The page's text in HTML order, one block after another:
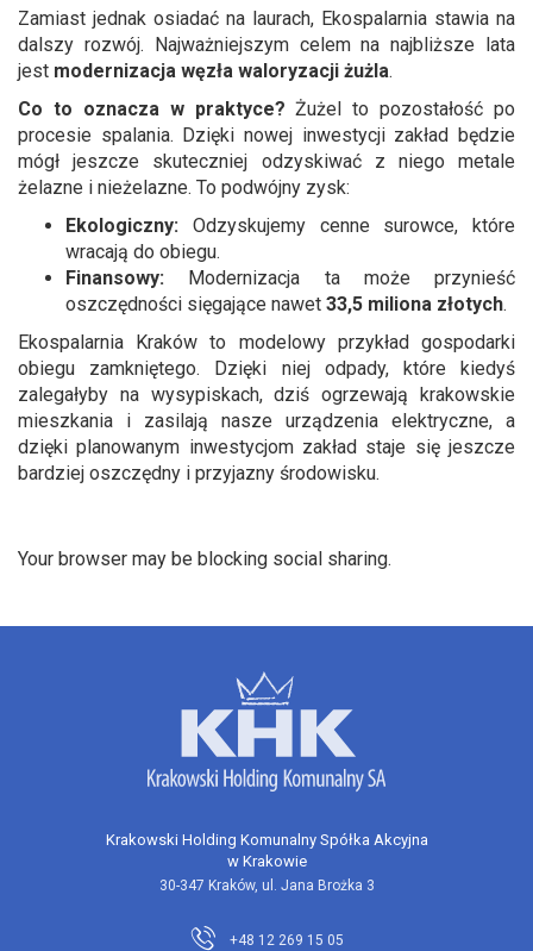
Zamiast jednak osiadać na laurach, Ekospalarnia stawia na
dalszy rozwój. Najważniejszym celem na najbliższe lata
jest modernizacja węzła waloryzacji żużla.
Co to oznacza w praktyce? Żużel to pozostałość po
procesie spalania. Dzięki nowej inwestycji zakład będzie
mógł jeszcze skuteczniej odzyskiwać z niego metale
żelazne i nieżelazne. To podwójny zysk:
Ekologiczny: Odzyskujemy cenne surowce, które
wracają do obiegu.
Finansowy: Modernizacja ta może przynieść
oszczędności sięgające nawet 33,5 miliona złotych.
Ekospalarnia Kraków to modelowy przykład gospodarki
obiegu zamkniętego. Dzięki niej odpady, które kiedyś
zalegałyby na wysypiskach, dziś ogrzewają krakowskie
mieszkania i zasilają nasze urządzenia elektryczne, a
dzięki planowanym inwestycjom zakład staje się jeszcze
bardziej oszczędny i przyjazny środowisku.
Your browser may be blocking social sharing.
Krakowski Holding Komunalny Spółka Akcyjna
w Krakowie
30-347 Kraków, ul. Jana Brożka 3
+48 12 269 15 05